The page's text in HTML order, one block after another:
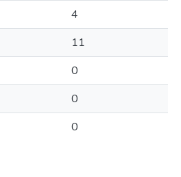
4
11
0
0
0